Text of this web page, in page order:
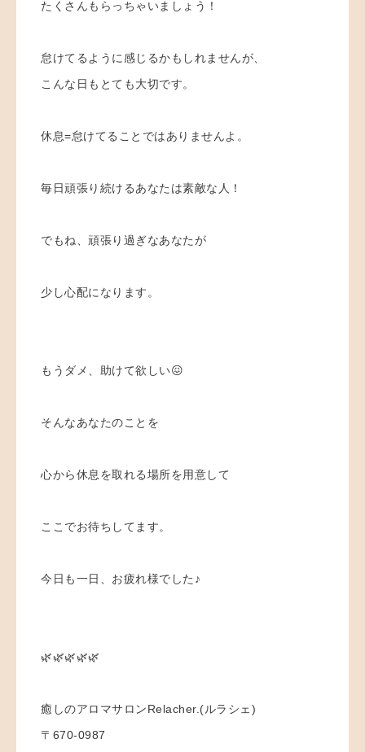
たくさんもらっちゃいましょう！
怠けてるように感じるかもしれませんが、
こんな日もとても大切です。
休息=怠けてることではありませんよ。
毎日頑張り続けるあなたは素敵な人！
でもね、頑張り過ぎなあなたが
少し心配になります。
もうダメ、助けて欲しい😖
そんなあなたのことを
心から休息を取れる場所を用意して
ここでお待ちしてます。
今日も一日、お疲れ様でした♪
🌿🌿🌿🌿🌿
癒しのアロマサロンRelacher.(ルラシェ)
〒670-0987